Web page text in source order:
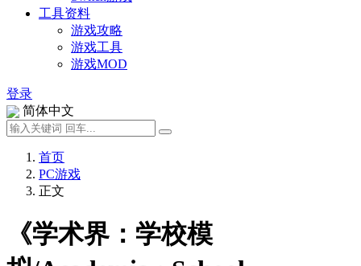
工具资料
游戏攻略
游戏工具
游戏MOD
登录
简体中文
首页
PC游戏
正文
《学术界：学校模